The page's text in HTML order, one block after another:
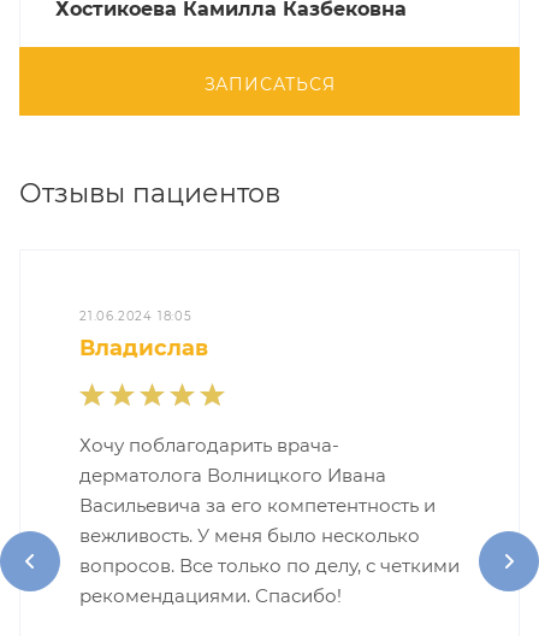
Хостикоева Камилла Казбековна
ЗАПИСАТЬСЯ
Отзывы пациентов
21.06.2024 18:05
Владислав
Хочу поблагодарить врача-
дерматолога Волницкого Ивана
Васильевича за его компетентность и
вежливость. У меня было несколько
вопросов. Все только по делу, с четкими
рекомендациями. Спасибо!